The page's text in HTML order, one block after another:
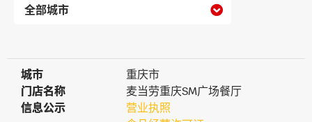

城市
城市
重庆市
门店名称
门店名称
麦当劳重庆SM广场餐厅
信息公示
信息公示
营业执照